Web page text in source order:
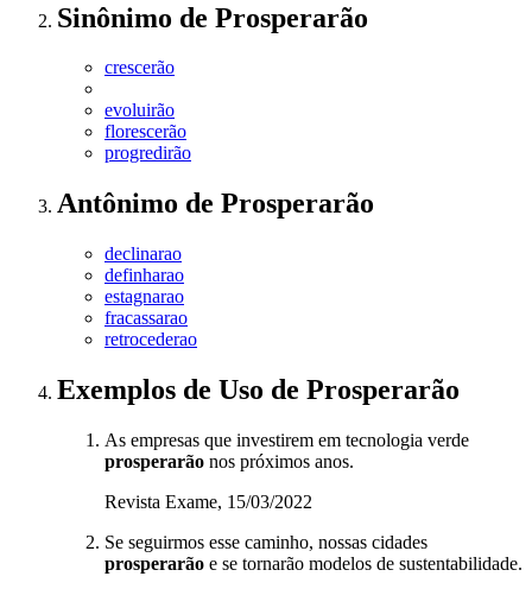
Sinônimo de Prosperarão
crescerão
evoluirão
florescerão
progredirão
Antônimo de Prosperarão
declinarao
definharao
estagnarao
fracassarao
retrocederao
Exemplos de Uso de Prosperarão
As empresas que investirem em tecnologia verde
prosperarão nos próximos anos.
Revista Exame, 15/03/2022
Se seguirmos esse caminho, nossas cidades
prosperarão e se tornarão modelos de sustentabilidade.